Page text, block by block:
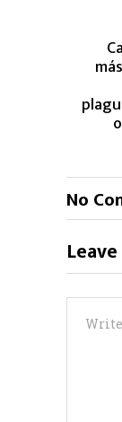
No